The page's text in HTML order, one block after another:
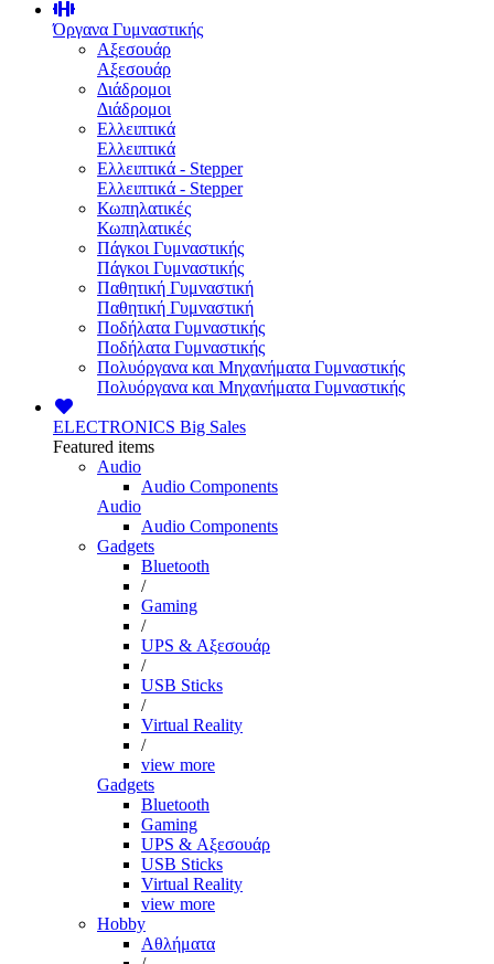
Όργανα Γυμναστικής
Αξεσουάρ
Αξεσουάρ
Διάδρομοι
Διάδρομοι
Ελλειπτικά
Ελλειπτικά
Ελλειπτικά - Stepper
Ελλειπτικά - Stepper
Κωπηλατικές
Κωπηλατικές
Πάγκοι Γυμναστικής
Πάγκοι Γυμναστικής
Παθητική Γυμναστική
Παθητική Γυμναστική
Ποδήλατα Γυμναστικής
Ποδήλατα Γυμναστικής
Πολυόργανα και Μηχανήματα Γυμναστικής
Πολυόργανα και Μηχανήματα Γυμναστικής
ELECTRONICS Big Sales
Featured items
Audio
Audio Components
Audio
Audio Components
Gadgets
Bluetooth
/
Gaming
/
UPS & Αξεσουάρ
/
USB Sticks
/
Virtual Reality
/
view more
Gadgets
Bluetooth
Gaming
UPS & Αξεσουάρ
USB Sticks
Virtual Reality
view more
Hobby
Αθλήματα